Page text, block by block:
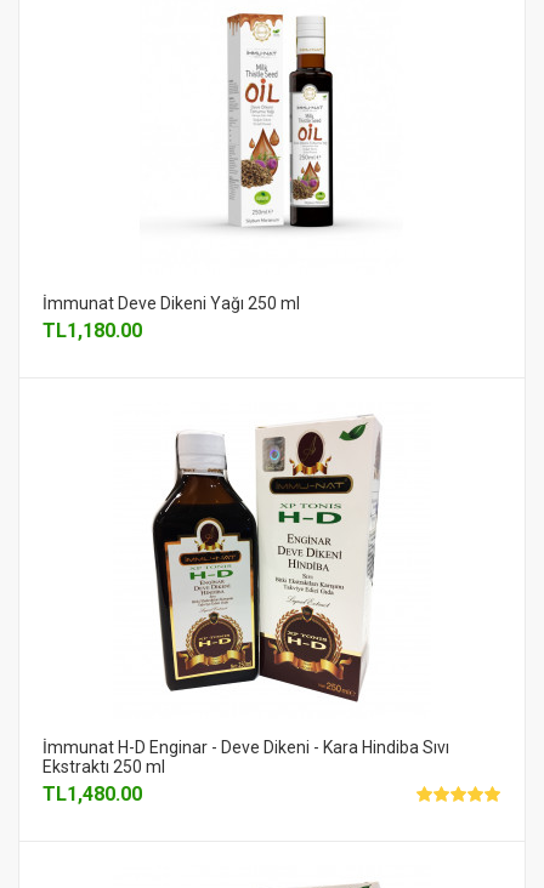
İmmunat Deve Dikeni Yağı 250 ml
TL1,180.00
İmmunat H-D Enginar - Deve Dikeni - Kara Hindiba Sıvı
Ekstraktı 250 ml
TL1,480.00